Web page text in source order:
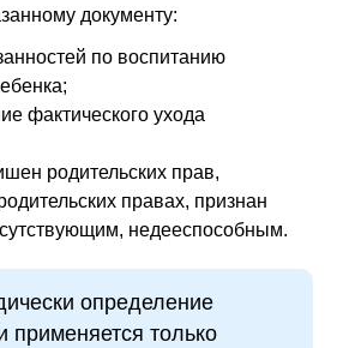
документу:
по воспитанию
фактического ухода
родительских прав,
правах, признан
недееспособным.
определение
применяется только